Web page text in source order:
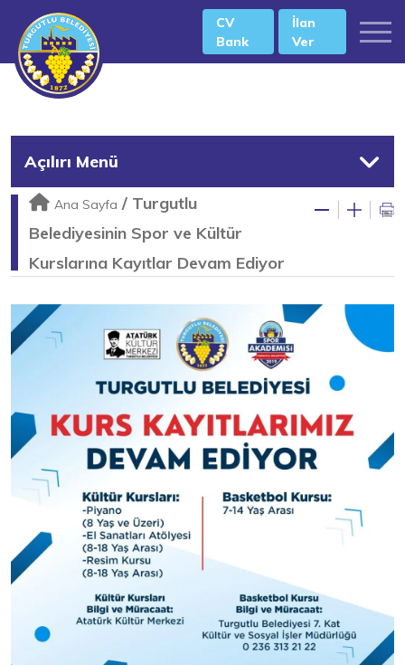
CV
Bank
İlan
Ver
Açılırı Menü
Ana Sayfa / Turgutlu
Belediyesinin Spor ve Kültür
Kurslarına Kayıtlar Devam Ediyor